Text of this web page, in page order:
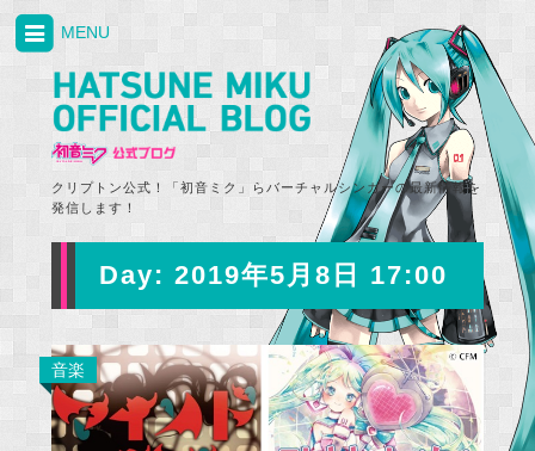
クリプトン公式！「初音ミク」らバーチャルシンガーの最新情報を
発信します！
MENU
Day: 2019年5月8日 17:00
音楽